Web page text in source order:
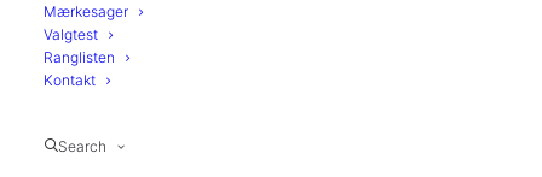
Mærkesager
Valgtest
Ranglisten
Kontakt
Search